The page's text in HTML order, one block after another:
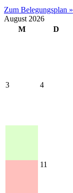
Zum Belegungsplan »
August 2026
M
D
3 4
11